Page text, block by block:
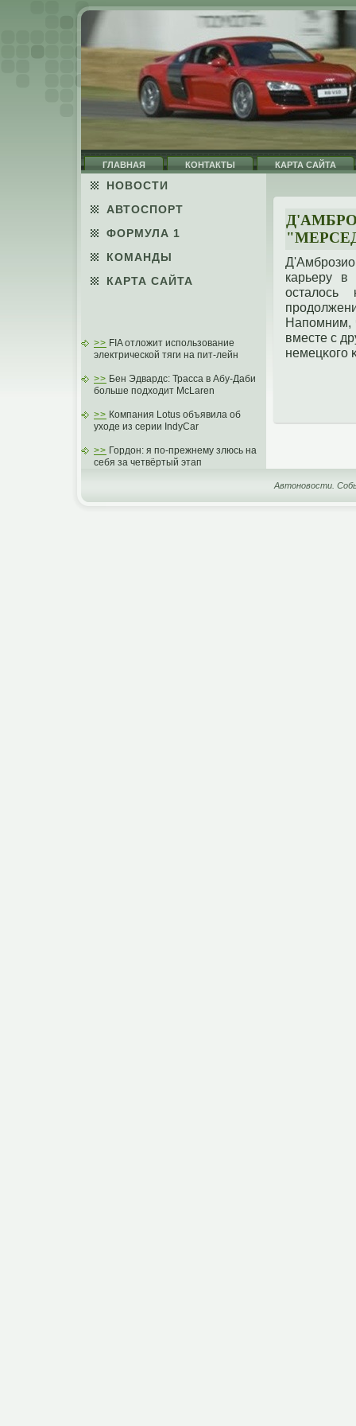
ГЛАВНАЯ КОНТАКТЫ КАРТА САЙТА
НОВОСТИ
АВТОСПОРТ
ФОРМУЛА 1
КОМАНДЫ
КАРТА САЙТА
>> FIA отложит использование
электрической тяги на пит-лейн
>> Бен Эдвардс: Трасса в Абу-Даби
больше подходит McLaren
>> Компания Lotus объявила об
уходе из серии IndyCar
>> Гордон: я по-прежнему злюсь на
себя за четвёртый этап
карьеру в
Напοмним,
вместе с
немецκогο
Автоновости.